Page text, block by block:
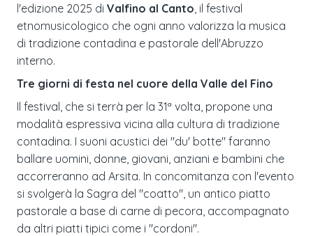
l'edizione 2025 di Valfino al Canto , il festival
etnomusicologico che ogni anno valorizza la musica
di tradizione contadina e pastorale dell'Abruzzo
interno.
Tre giorni di festa nel cuore della Valle del Fino
Il festival, che si terrà per la 31ª volta, propone una
modalità espressiva vicina alla cultura di tradizione
contadina. I suoni acustici dei "du' botte" faranno
ballare uomini, donne, giovani, anziani e bambini che
accorreranno ad Arsita. In concomitanza con l'evento
si svolgerà la Sagra del "coatto", un antico piatto
pastorale a base di carne di pecora, accompagnato
da altri piatti tipici come i "cordoni".